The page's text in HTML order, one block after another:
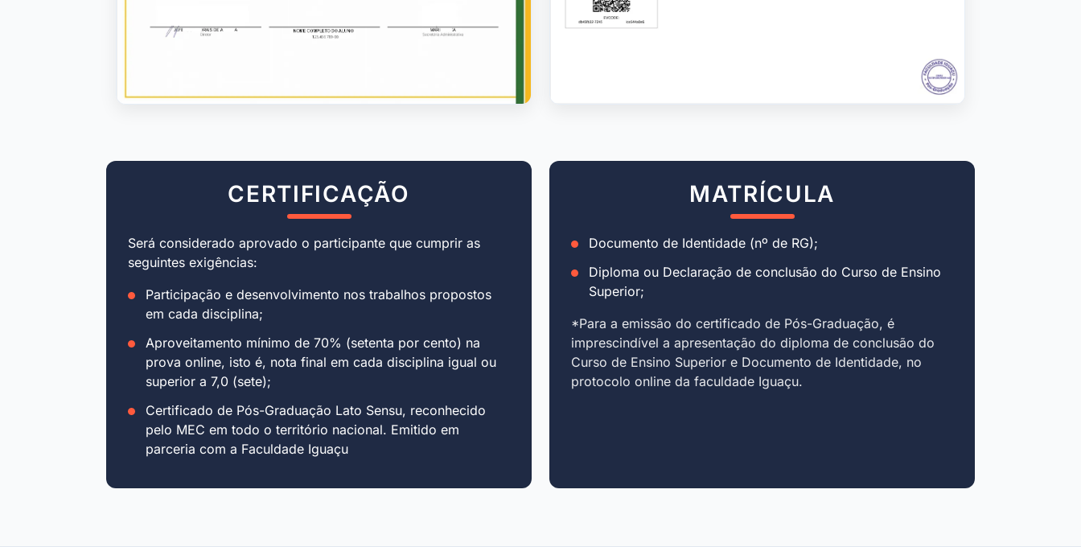
CERTIFICAÇÃO
Será considerado aprovado o participante que cumprir as
seguintes exigências:
Participação e desenvolvimento nos trabalhos propostos
em cada disciplina;
Aproveitamento mínimo de 70% (setenta por cento) na
prova online, isto é, nota final em cada disciplina igual ou
superior a 7,0 (sete);
Certificado de Pós-Graduação Lato Sensu, reconhecido
pelo MEC em todo o território nacional. Emitido em
parceria com a Faculdade Iguaçu
MATRÍCULA
Documento de Identidade (nº de RG);
Diploma ou Declaração de conclusão do Curso de Ensino
Superior;
*Para a emissão do certificado de Pós-Graduação, é
imprescindível a apresentação do diploma de conclusão do
Curso de Ensino Superior e Documento de Identidade, no
protocolo online da faculdade Iguaçu.